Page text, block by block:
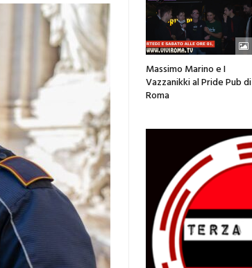
Massimo Marino e I
Vazzanikki al Pride Pub di
Roma